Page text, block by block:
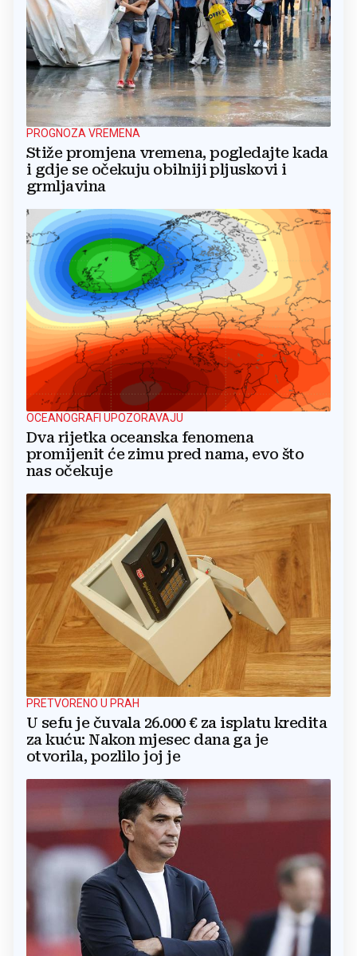
PROGNOZA VREMENA
Stiže promjena vremena, pogledajte kada
i gdje se očekuju obilniji pljuskovi i
grmljavina
OCEANOGRAFI UPOZORAVAJU
Dva rijetka oceanska fenomena
promijenit će zimu pred nama, evo što
nas očekuje
PRETVORENO U PRAH
U sefu je čuvala 26.000 € za isplatu kredita
za kuću: Nakon mjesec dana ga je
otvorila, pozlilo joj je